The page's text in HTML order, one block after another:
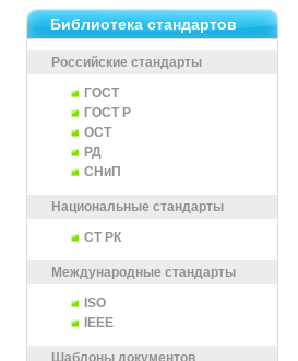
Библиотека стандартов
Российские стандарты
ГОСТ
ГОСТ Р
ОСТ
РД
СНиП
Национальные стандарты
СТ РК
Международные стандарты
ISO
IEEE
Шаблоны документов